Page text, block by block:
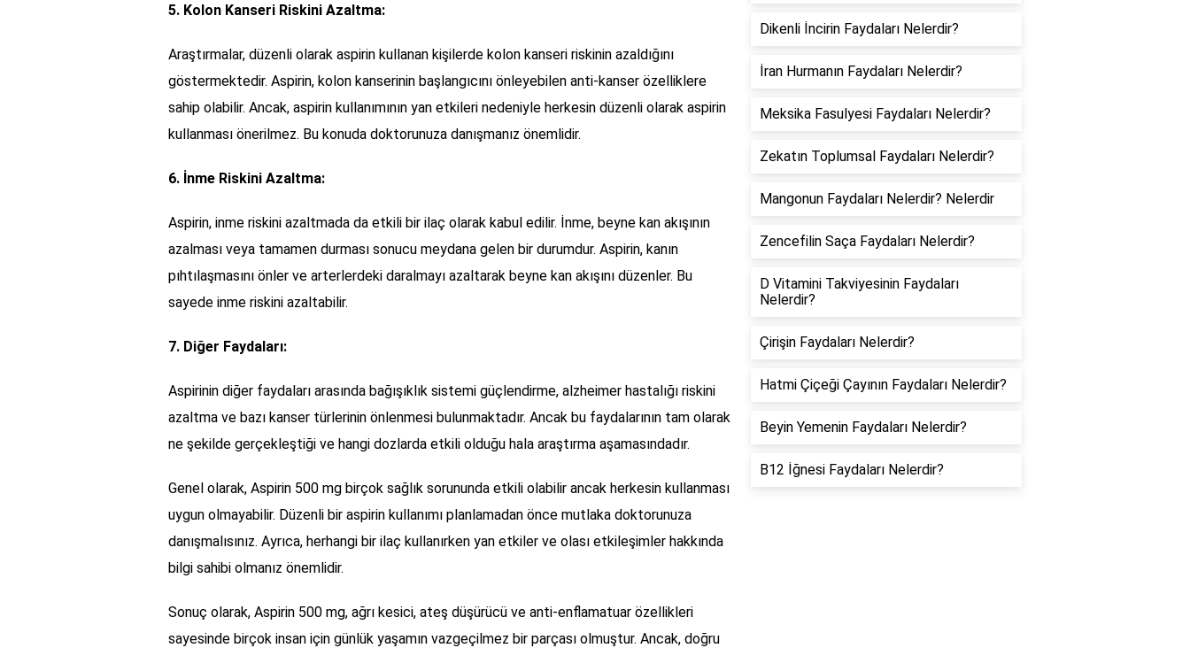
5. Kolon Kanseri Riskini Azaltma:
Araştırmalar, düzenli olarak aspirin kullanan kişilerde kolon kanseri riskinin azaldığını
göstermektedir. Aspirin, kolon kanserinin başlangıcını önleyebilen anti-kanser özelliklere
sahip olabilir. Ancak, aspirin kullanımının yan etkileri nedeniyle herkesin düzenli olarak aspirin
kullanması önerilmez. Bu konuda doktorunuza danışmanız önemlidir.
6. İnme Riskini Azaltma:
Aspirin, inme riskini azaltmada da etkili bir ilaç olarak kabul edilir. İnme, beyne kan akışının
azalması veya tamamen durması sonucu meydana gelen bir durumdur. Aspirin, kanın
pıhtılaşmasını önler ve arterlerdeki daralmayı azaltarak beyne kan akışını düzenler. Bu
sayede inme riskini azaltabilir.
7. Diğer Faydaları:
Aspirinin diğer faydaları arasında bağışıklık sistemi güçlendirme, alzheimer hastalığı riskini
azaltma ve bazı kanser türlerinin önlenmesi bulunmaktadır. Ancak bu faydalarının tam olarak
ne şekilde gerçekleştiği ve hangi dozlarda etkili olduğu hala araştırma aşamasındadır.
Genel olarak, Aspirin 500 mg birçok sağlık sorununda etkili olabilir ancak herkesin kullanması
uygun olmayabilir. Düzenli bir aspirin kullanımı planlamadan önce mutlaka doktorunuza
danışmalısınız. Ayrıca, herhangi bir ilaç kullanırken yan etkiler ve olası etkileşimler hakkında
bilgi sahibi olmanız önemlidir.
Sonuç olarak, Aspirin 500 mg, ağrı kesici, ateş düşürücü ve anti-enflamatuar özellikleri
sayesinde birçok insan için günlük yaşamın vazgeçilmez bir parçası olmuştur. Ancak, doğru
Dikenli İncirin Faydaları Nelerdir?
İran Hurmanın Faydaları Nelerdir?
Meksika Fasulyesi Faydaları Nelerdir?
Zekatın Toplumsal Faydaları Nelerdir?
Mangonun Faydaları Nelerdir? Nelerdir
Zencefilin Saça Faydaları Nelerdir?
D Vitamini Takviyesinin Faydaları
Nelerdir?
Çirişin Faydaları Nelerdir?
Hatmi Çiçeği Çayının Faydaları Nelerdir?
Beyin Yemenin Faydaları Nelerdir?
B12 İğnesi Faydaları Nelerdir?